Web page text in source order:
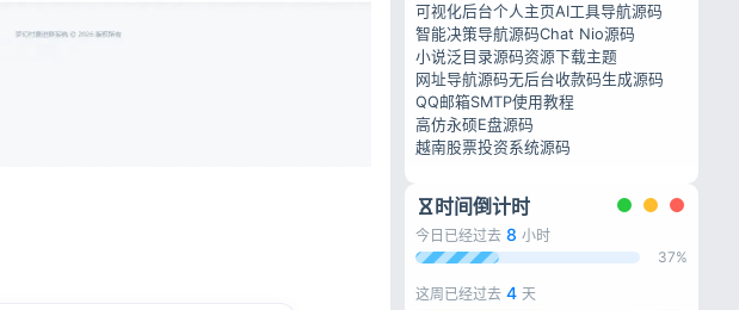
可视化后台个人主页AI工具导航源码
智能决策导航源码Chat Nio源码
小说泛目录源码资源下载主题
网址导航源码无后台收款码生成源码
QQ邮箱SMTP使用教程
高仿永硕E盘源码
越南股票投资系统源码
时间倒计时
今日已经过去 8 小时
37%
这周已经过去 4 天